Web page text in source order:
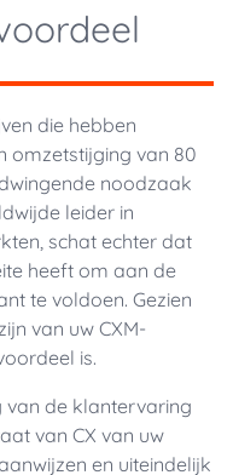
die hebben
omzetstijging van 80
noodzaak
leider in
schat echter dat
heeft om aan de
te voldoen. Gezien
van uw CXM-
is.
de klantervaring
van CX van uw
en uiteindelijk